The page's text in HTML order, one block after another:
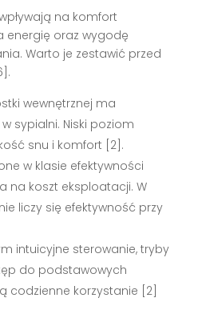
na komfort
energię oraz wygodę
Warto je zestawić przed
.
wewnętrznej ma
sypialni. Niski poziom
snu i komfort [2] .
w klasie efektywności
na koszt eksploatacji. W
liczy się efektywność przy
intuicyjne sterowanie, tryby
do podstawowych
codzienne korzystanie [2]